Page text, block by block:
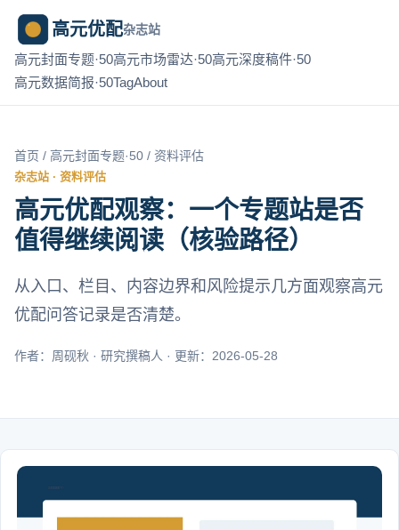
高元优配杂志站
高元封面专题·50高元市场雷达·50高元深度稿件·50
高元数据简报·50TagAbout
首页 / 高元封面专题·50 / 资料评估
杂志站 · 资料评估
高元优配观察：一个专题站是否
值得继续阅读（核验路径）
从入口、栏目、内容边界和风险提示几方面观察高元
优配问答记录是否清楚。
作者：周砚秋 · 研究撰稿人 · 更新：2026-05-28